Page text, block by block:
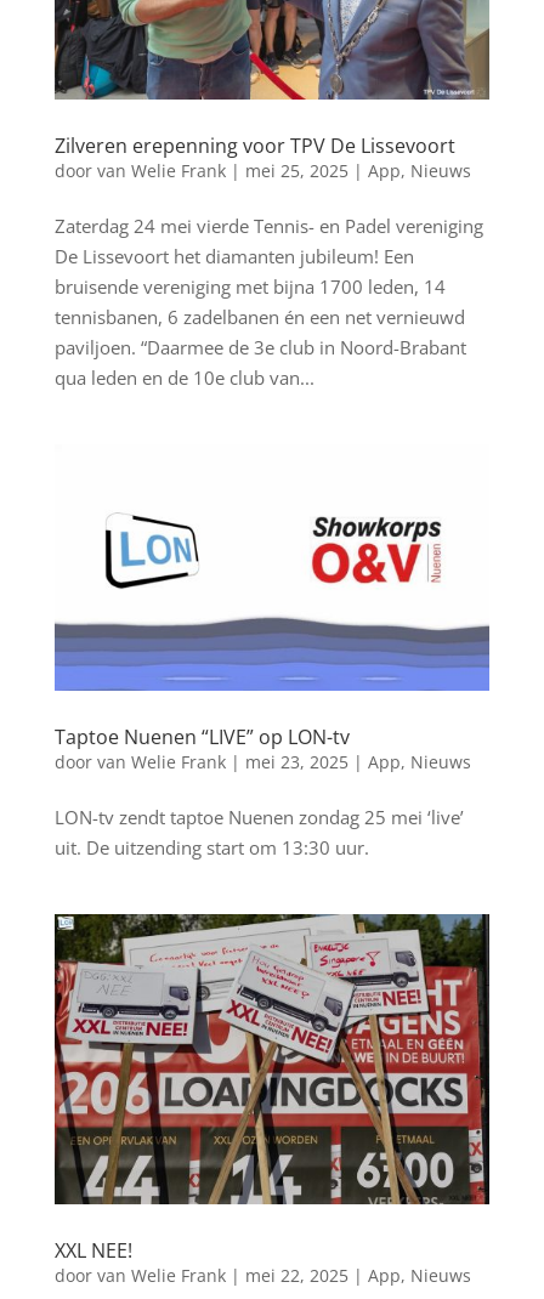
Zilveren erepenning voor TPV De Lissevoort
door van Welie Frank| mei 25, 2025| App, Nieuws
Zaterdag 24 mei vierde Tennis- en Padel vereniging
De Lissevoort het diamanten jubileum! Een
bruisende vereniging met bijna 1700 leden, 14
tennisbanen, 6 zadelbanen én een net vernieuwd
paviljoen. “Daarmee de 3e club in Noord-Brabant
qua leden en de 10e club van...
Taptoe Nuenen “LIVE” op LON-tv
door van Welie Frank| mei 23, 2025| App, Nieuws
LON-tv zendt taptoe Nuenen zondag 25 mei ‘live’
uit. De uitzending start om 13:30 uur.
XXL NEE!
door van Welie Frank| mei 22, 2025| App, Nieuws